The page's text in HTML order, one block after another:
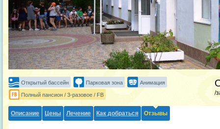
Открытый бассейн Парковая зона Анимация
Полный пансион / 3-разовое / FB /
Описание Цены Лечение Как добраться Отзывы